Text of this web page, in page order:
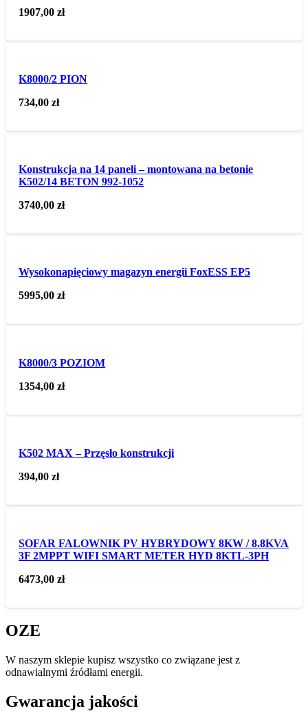
1907,00zł
K8000/2 PION
734,00zł
Konstrukcja na 14 paneli – montowana na betonie
K502/14 BETON 992-1052
3740,00zł
Wysokonapięciowy magazyn energii FoxESS EP5
5995,00zł
K8000/3 POZIOM
1354,00zł
K502 MAX – Przęsło konstrukcji
394,00zł
SOFAR FALOWNIK PV HYBRYDOWY 8KW / 8.8KVA
3F 2MPPT WIFI SMART METER HYD 8KTL-3PH
6473,00zł
OZE
W naszym sklepie kupisz wszystko co związane jest z
odnawialnymi źródłami energii.
Gwarancja jakości